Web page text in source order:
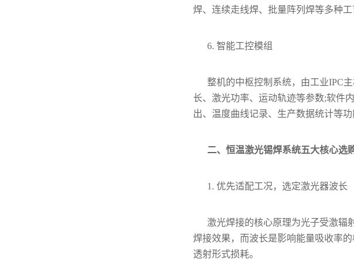
焊、连续走线焊、批量阵列焊等多种
6. 智能工控模组
整机的中枢控制系统，由工业IPC
长、激光功率、运动轨迹等参数;软件
出、温度曲线记录、生产数据统计等
二、恒温激光锡焊系统五大核心选
1. 优先适配工况，选定激光器波长
激光焊接的核心原理为光子受激辐
焊接效果，而波长是影响能量吸收率
透射形式损耗。